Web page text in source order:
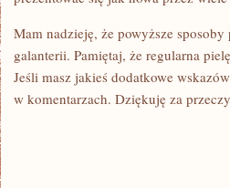
Mam nadzieję,​ że powyższe
galanterii. Pamiętaj, że regularna
Jeśli masz jakieś dodatkowe
w komentarzach. Dziękuję za